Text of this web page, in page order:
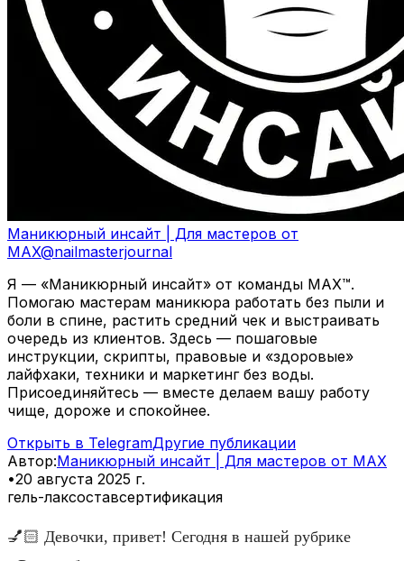
Маникюрный инсайт | Для мастеров от
MAX@nailmasterjournal
Я — «Маникюрный инсайт» от команды MAX™.
Помогаю мастерам маникюра работать без пыли и
боли в спине, растить средний чек и выстраивать
очередь из клиентов. Здесь — пошаговые
инструкции, скрипты, правовые и «здоровые»
лайфхаки, техники и маркетинг без воды.
Присоединяйтесь — вместе делаем вашу работу
чище, дороже и спокойнее.
Открыть в TelegramДругие публикации
Автор:Маникюрный инсайт | Для мастеров от MAX
•20 августа 2025 г.
гель-лаксоставсертификация
💅🏻 Девочки, привет! Сегодня в нашей рубрике